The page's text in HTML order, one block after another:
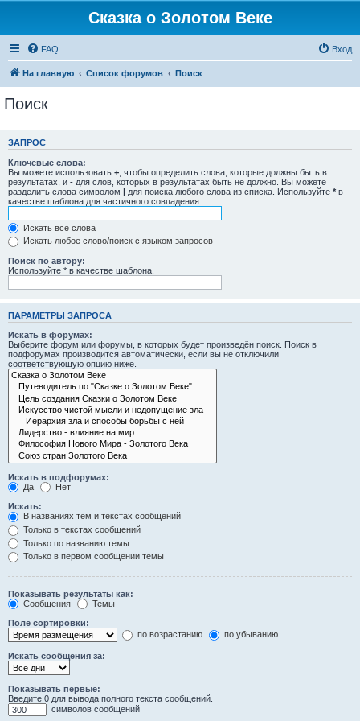
Сказка о Золотом Веке
FAQ Вход
На главную Список форумов Поиск
Поиск
ЗАПРОС
Ключевые слова:
Вы можете использовать + , чтобы определить слова, которые должны быть в
результатах, и - для слов, которых в результатах быть не должно. Вы можете
разделить слова символом | для поиска любого слова из списка. Используйте * в
качестве шаблона для частичного совпадения.
Искать все слова
Искать любое слово/поиск с языком запросов
Поиск по автору:
Используйте * в качестве шаблона.
ПАРАМЕТРЫ ЗАПРОСА
Искать в форумах:
Выберите форум или форумы, в которых будет произведён поиск. Поиск в
подфорумах производится автоматически, если вы не отключили
соответствующую опцию ниже.
Искать в подфорумах:
Да
Нет
Искать:
В названиях тем и текстах сообщений
Только в текстах сообщений
Только по названию темы
Только в первом сообщении темы
Показывать результаты как:
Сообщения
Темы
Поле сортировки:
по возрастанию
по убыванию
Искать сообщения за:
Показывать первые:
Введите 0 для вывода полного текста сообщений.
символов сообщений